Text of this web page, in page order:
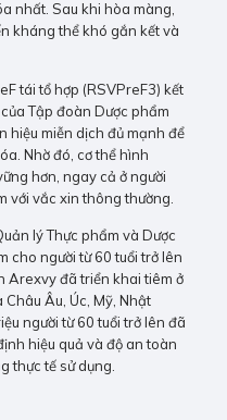
nhất. Sau khi hòa màng,
kháng thể khó gắn kết và
tái tổ hợp (RSVPreF3) kết
Tập đoàn Dược phẩm
hiệu miễn dịch đủ mạnh để
Nhờ đó, cơ thể hình
hơn, ngay cả ở người
với vắc xin thông thường.
lý Thực phẩm và Dược
cho người từ 60 tuổi trở lên
Arexvy đã triển khai tiêm ở
Âu, Úc, Mỹ, Nhật
người từ 60 tuổi trở lên đã
hiệu quả và độ an toàn
thực tế sử dụng.